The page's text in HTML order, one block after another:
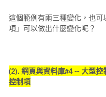
這個範例有兩三種變化，也
項」可以做出什麼變化呢？
(2). 網頁與資料庫#4 -- 大型
控制項